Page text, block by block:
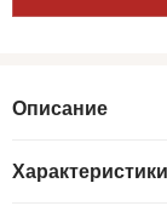
Описание
Характеристики